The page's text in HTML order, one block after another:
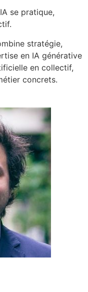
se pratique,
stratégie,
en IA générative
en collectif,
concrets.